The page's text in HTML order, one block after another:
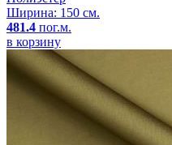
Ширина: 150 см.
481.4 пог.м.
в корзину